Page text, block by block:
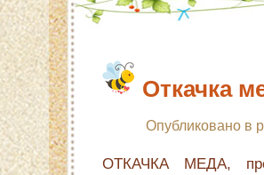
Откачка
Опубликовано в
ОТКАЧКА МЕДА,